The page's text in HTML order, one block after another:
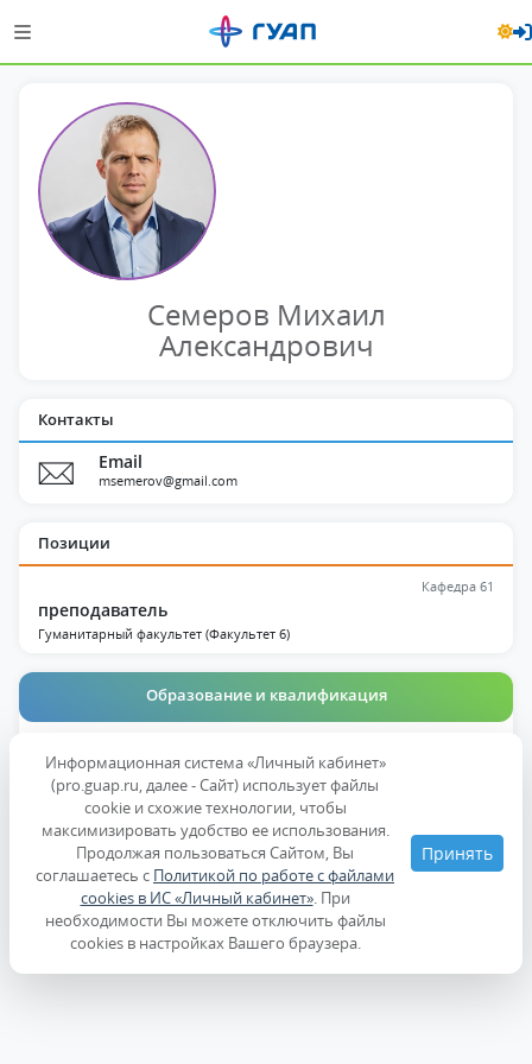
Семеров Михаил
Александрович
Контакты
Email
msemerov@gmail.com
Позиции
Кафедра 61
преподаватель
Гуманитарный факультет (Факультет 6)
Образование и квалификация
Дисциплины
Образование
Информационная система «Личный кабинет»
(pro.guap.ru, далее - Сайт) использует файлы
cookie и схожие технологии, чтобы
максимизировать удобство ее использования.
Продолжая пользоваться Сайтом, Вы
соглашаетесь с Политикой по работе с файлами
cookies в ИС «Личный кабинет». При
необходимости Вы можете отключить файлы
cookies в настройках Вашего браузера.
Принять